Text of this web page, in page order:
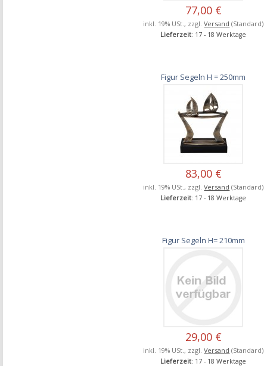
77,00 €
inkl. 19% USt., zzgl.Versand (Standard)
Lieferzeit: 17 - 18 Werktage
Figur Segeln H = 250mm
83,00 €
inkl. 19% USt., zzgl.Versand (Standard)
Lieferzeit: 17 - 18 Werktage
Figur Segeln H= 210mm
29,00 €
inkl. 19% USt., zzgl.Versand (Standard)
Lieferzeit: 17 - 18 Werktage